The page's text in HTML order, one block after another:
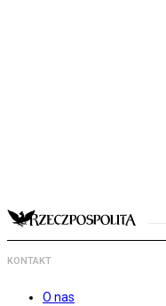
KONTAKT
O nas